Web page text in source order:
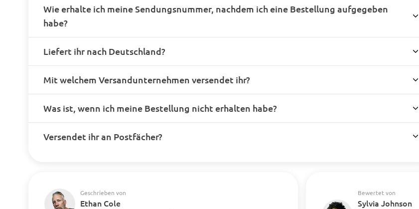
Wie erhalte ich meine Sendungsnummer, nachdem ich eine Bestellung aufgegeben
habe?
Liefert ihr nach Deutschland?
Mit welchem Versandunternehmen versendet ihr?
Was ist, wenn ich meine Bestellung nicht erhalten habe?
Versendet ihr an Postfächer?
Geschrieben von
Ethan Cole
Bewertet von
Sylvia Johnson